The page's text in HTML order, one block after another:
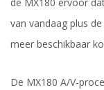
van vandaag plus
meer beschikbaar
De MX180 A/V-